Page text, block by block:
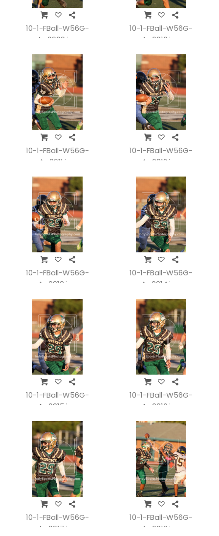
10-1-FBall-W56G-
A_0909.jpg
10-1-FBall-W56G-
A_0910.jpg
10-1-FBall-W56G-
A_0911.jpg
10-1-FBall-W56G-
A_0912.jpg
10-1-FBall-W56G-
A_0913.jpg
10-1-FBall-W56G-
A_0914.jpg
10-1-FBall-W56G-
A_0915.jpg
10-1-FBall-W56G-
A_0916.jpg
10-1-FBall-W56G-
A_0917.jpg
10-1-FBall-W56G-
A_0918.jpg